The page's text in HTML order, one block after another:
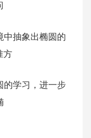
中抽象出椭圆的
方
的学习，进一步